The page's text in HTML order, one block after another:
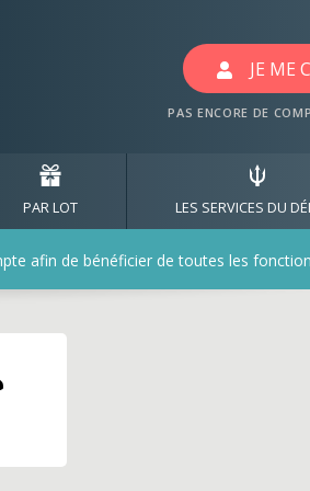
JE ME
PAS ENCORE DE
PAR LOT LES SERVICES DU
afin de bénéficier de toutes les